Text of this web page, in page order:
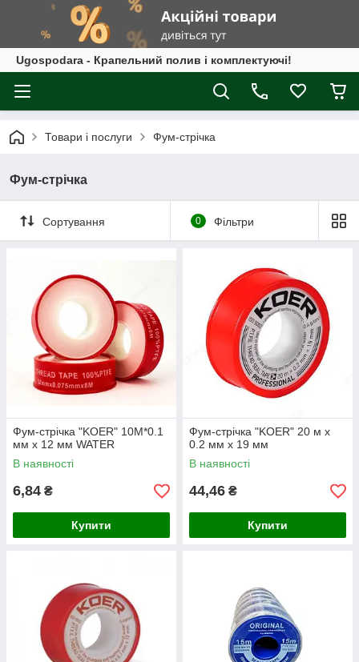
Ugospodara - Крапельний полив і комплектуючі!
Товари і послуги Фум-стрічка
Фум-стрічка
Сортування 0 Фільтри
Фум-стрічка "KOER" 10М*0.1
мм х 12 мм WATER
В наявності
6,84 ₴
Купити
Фум-стрічка "KOER" 20 м х
0.2 мм х 19 мм
В наявності
44,46 ₴
Купити